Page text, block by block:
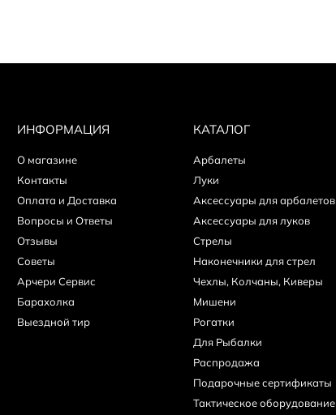
ИНФОРМАЦИЯ
О магазине
Контакты
Оплата и Доставка
Вопросы и Ответы
Отзывы
Советы
Арчери Сервис
Барахолка
Выездной тир
КАТАЛОГ
Арбалеты
Луки
Аксессуары для арбалетов
Аксессуары для луков
Стрелы
Наконечники для стрел
Чехлы, Колчаны, Киверы
Мишени
Рогатки
Для Рыбалки
Распродажа
Подарочные сертификаты
Тактическое оборудование